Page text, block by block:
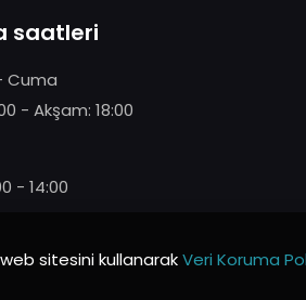
saatleri
Cuma
- Akşam: 18:00
- 14:00
sitesini kullanarakVeri Koruma